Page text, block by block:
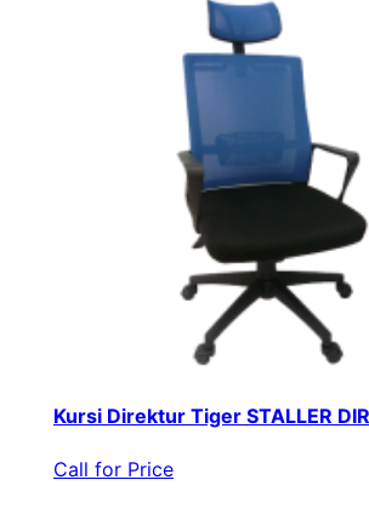
Kursi Direktur Tiger STALLER
Call for Price